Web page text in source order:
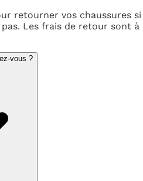
retourner vos chaussures si
Les frais de retour sont à
vous ?